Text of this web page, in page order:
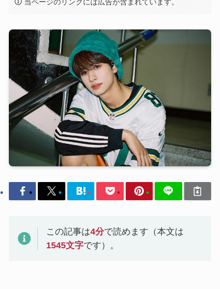
この記事は4分で読めます（本文は
1545文字です）。